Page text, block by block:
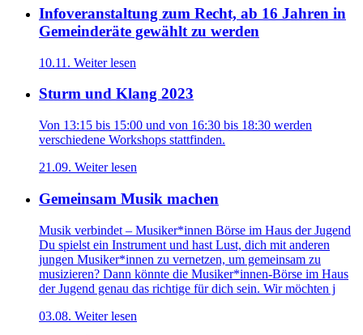
Infoveranstaltung zum Recht, ab 16 Jahren in
Gemeinderäte gewählt zu werden
10.11. Weiter lesen
Sturm und Klang 2023
Von 13:15 bis 15:00 und von 16:30 bis 18:30 werden
verschiedene Workshops stattfinden.
21.09. Weiter lesen
Gemeinsam Musik machen
Musik verbindet – Musiker*innen Börse im Haus der Jugend
Du spielst ein Instrument und hast Lust, dich mit anderen
jungen Musiker*innen zu vernetzen, um gemeinsam zu
musizieren? Dann könnte die Musiker*innen-Börse im Haus
der Jugend genau das richtige für dich sein. Wir möchten j
03.08. Weiter lesen